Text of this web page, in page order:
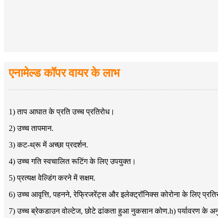
एनामेल्ड कॉपर वायर के लाभ
1) ताप आघात के प्रति उच्च प्रतिरोध।
2) उच्च तापमान.
3) कट-थ्रू में अच्छा प्रदर्शन.
4) उच्च गति स्वचालित रूटिंग के लिए उपयुक्त।
5) प्रत्यक्ष वेल्डिंग करने में सक्षम.
6) उच्च आवृत्ति, पहनने, रेफ्रिजरेंट्स और इलेक्ट्रॉनिक्स कोरोना के लिए
7) उच्च ब्रेकडाउन वोल्टेज, छोटे ढांकता हुआ नुकसान कोण.h) पर्यावरण के